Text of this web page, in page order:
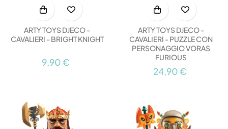
ARTY TOYS DJECO -
CAVALIERI - BRIGHT KNIGHT
9,90 €
ARTY TOYS DJECO -
CAVALIERI - PUZZLE CON
PERSONAGGIO VORAS
FURIOUS
24,90 €